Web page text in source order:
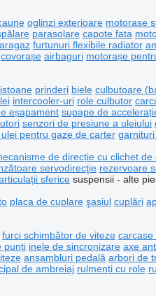
oglinzi exterioare motorase
parasolare capote fata
furtunuri flexibile radiator
covorașe airbaguri motorașe
prinderi biele culbutoare
intercooler-uri role culbutor
eșapament supape de
senzori de presiune a uleiului
pentru gaze de carter
de direcție cu clichet de
servodirecţie rezervoare
sferice suspensii - alte
placa de cuplare şasiul cuplări
furci schimbător de viteze carcase
punți inele de sincronizare axe
ansambluri pedală arbori de
de ambreiaj rulmenți cu role